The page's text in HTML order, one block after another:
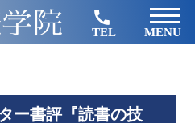
TEL MENU
ー書評『読書の技